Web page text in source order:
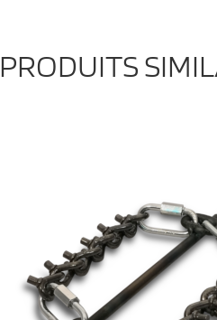
PRODUITS